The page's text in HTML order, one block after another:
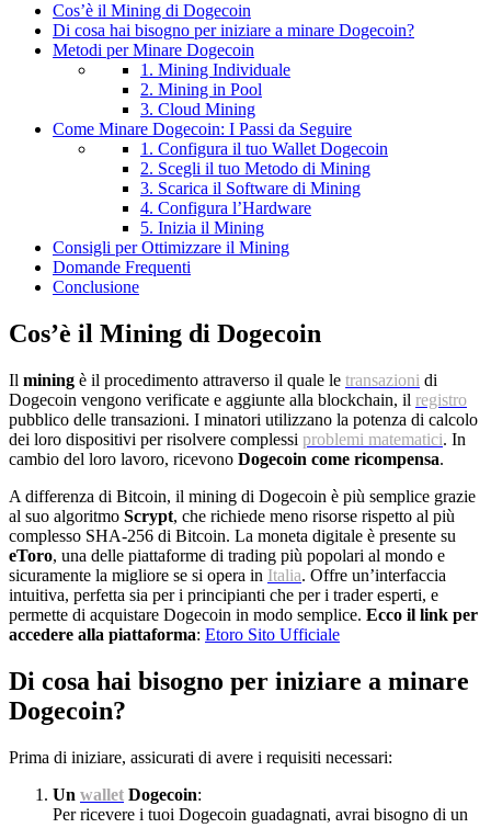
Cos’è il Mining di Dogecoin
Di cosa hai bisogno per iniziare a minare Dogecoin?
Metodi per Minare Dogecoin
1. Mining Individuale
2. Mining in Pool
3. Cloud Mining
Come Minare Dogecoin: I Passi da Seguire
1. Configura il tuo Wallet Dogecoin
2. Scegli il tuo Metodo di Mining
3. Scarica il Software di Mining
4. Configura l’Hardware
5. Inizia il Mining
Consigli per Ottimizzare il Mining
Domande Frequenti
Conclusione
Cos’è il Mining di Dogecoin
Il mining è il procedimento attraverso il quale le transazioni di
Dogecoin vengono verificate e aggiunte alla blockchain, il registro
pubblico delle transazioni. I minatori utilizzano la potenza di calcolo
dei loro dispositivi per risolvere complessi problemi matematici. In
cambio del loro lavoro, ricevono Dogecoin come ricompensa.
A differenza di Bitcoin, il mining di Dogecoin è più semplice grazie
al suo algoritmo Scrypt, che richiede meno risorse rispetto al più
complesso SHA-256 di Bitcoin. La moneta digitale è presente su
eToro, una delle piattaforme di trading più popolari al mondo e
sicuramente la migliore se si opera in Italia. Offre un’interfaccia
intuitiva, perfetta sia per i principianti che per i trader esperti, e
permette di acquistare Dogecoin in modo semplice. Ecco il link per
accedere alla piattaforma: Etoro Sito Ufficiale
Di cosa hai bisogno per iniziare a minare
Dogecoin?
Prima di iniziare, assicurati di avere i requisiti necessari:
Un wallet Dogecoin:
Per ricevere i tuoi Dogecoin guadagnati, avrai bisogno di un